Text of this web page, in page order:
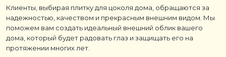
Клиенты, выбирая плитку для цоколя дома, обращаются за
надежностью, качеством и прекрасным внешним видом. Мы
поможем вам создать идеальный внешний облик вашего
дома, который будет радовать глаз и защищать его на
протяжении многих лет.